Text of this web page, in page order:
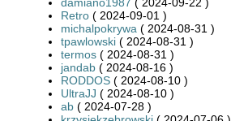
Retro( 2024-09-01 )
michalpokrywa ( 2024-08-31 )
tpawlowski( 2024-08-31 )
termos( 2024-08-31 )
jandab( 2024-08-16 )
RODDOS( 2024-08-10 )
UltraJJ ( 2024-08-10 )
ab( 2024-07-28 )